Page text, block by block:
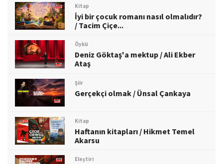
Kitap
İyi bir çocuk romanı nasıl olmalıdır?
/ Tacim Çiçe...
Öykü
Deniz Göktaş'a mektup / Ali Ekber
Ataş
Şiir
Gerçekçi olmak / Ünsal Çankaya
Kitap
Haftanın kitapları / Hikmet Temel
Akarsu
Eleştiri